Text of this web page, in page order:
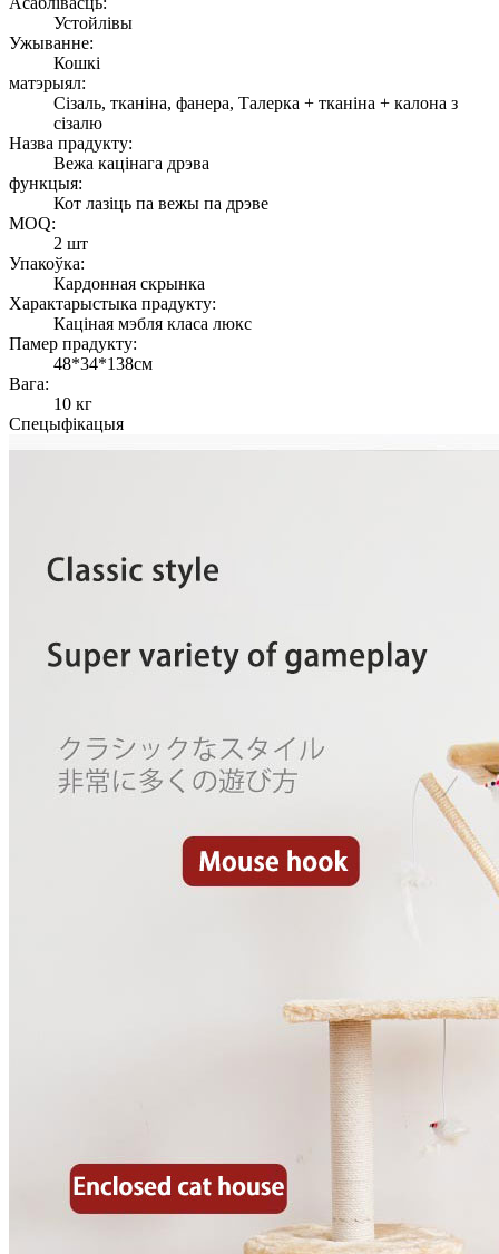
Устойлівы
Ужыванне:
Кошкі
матэрыял:
Сізаль, тканіна, фанера, Талерка + тканіна + калона з
сізалю
Назва прадукту:
Вежа кацінага дрэва
функцыя:
Кот лазіць па вежы па дрэве
MOQ:
2 шт
Упакоўка:
Кардонная скрынка
Характарыстыка прадукту:
Каціная мэбля класа люкс
Памер прадукту:
48*34*138см
Вага:
10 кг
Спецыфікацыя